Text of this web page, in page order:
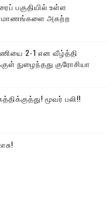
பகுதியில் உள்ள
அகற்ற
2-1 என வீழ்த்தி
நுழைந்தது குரோசியா
மூவர் பலி!!